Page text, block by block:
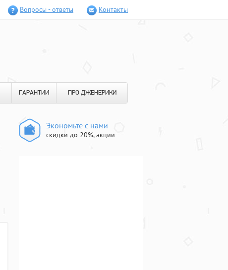
Вопросы - ответы Контакты
ГАРАНТИИ ПРО ДЖЕНЕРИКИ
Экономьте с нами
скидки до 20%, акции